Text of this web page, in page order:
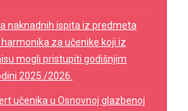
naknadnih ispita iz predmeta
za učenike koji iz
mogli pristupiti godišnjim
2025./2026.
učenika u Osnovnoj glazbenoj